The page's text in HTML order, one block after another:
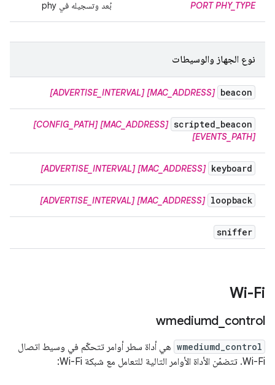
PORT PHY_TYPE بُعد وتسجيله في phy
نوع الجهاز والوسيطات
beacon
[MAC_ADDRESS]
[ADVERTISE_INTERVAL]
scripted_beacon
[MAC_ADDRESS]
[CONFIG_PATH]
[EVENTS_PATH]
keyboard
[MAC_ADDRESS]
[ADVERTISE_INTERVAL]
loopback
[MAC_ADDRESS]
[ADVERTISE_INTERVAL]
sniffer
Wi-Fi
wmediumd control
wmediumd_control هي أداة سطر أوامر تتحكّم في وسيط اتصال
Wi-Fi. تتضمّن الأداة الأوامر التالية للتعامل مع شبكة Wi-Fi: